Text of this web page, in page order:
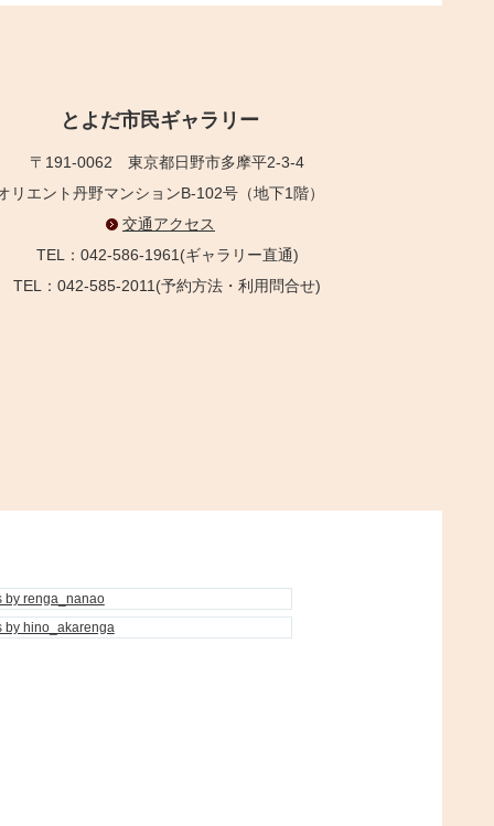
とよだ市民ギャラリー
〒191-0062 東京都日野市多摩平2-3-4
リエント丹野マンションB-102号（地下1階）
交通アクセス
TEL：042-586-1961(ギャラリー直通)
：042-585-2011(予約方法・利用問合せ)
by renga_nanao
by hino_akarenga